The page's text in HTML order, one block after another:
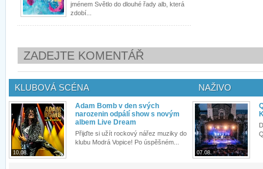
jménem Světlo do dlouhé řady alb, která
zdobí...
ZADEJTE KOMENTÁŘ
KLUBOVÁ SCÉNA
10.08.
Adam Bomb v den svých
narozenin odpálí show s novým
albem Live Dream
Přijďte si užít rockový nářez muziky do
klubu Modrá Vopice! Po úspěšném...
NAŽIVO
07.08.